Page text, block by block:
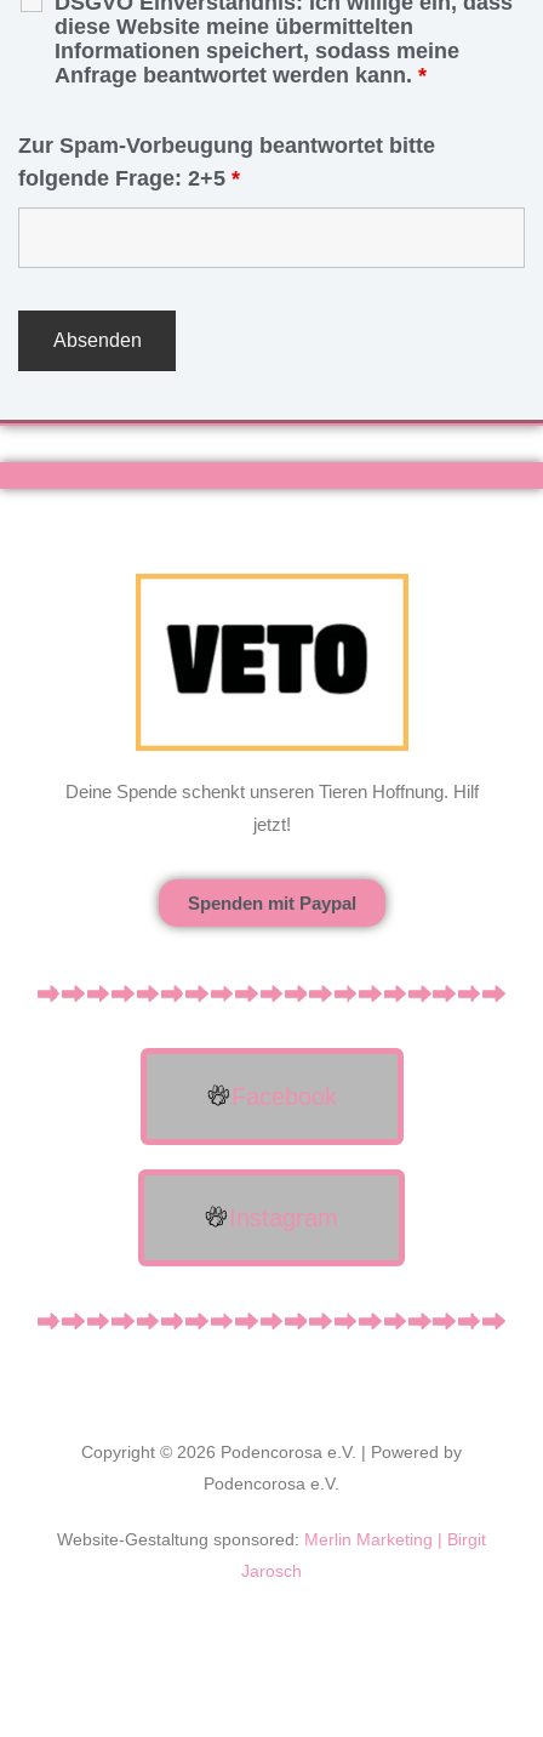
diese Website meine übermittelten
Informationen speichert, sodass meine
Anfrage beantwortet werden kann. *
Zur Spam-Vorbeugung beantwortet bitte
folgende Frage: 2+5 *
Deine Spende schenkt unseren Tieren Hoffnung. Hilf
jetzt!
Spenden mit Paypal
Facebook
Instagram
Copyright © 2026 Podencorosa e.V. | Powered by
Podencorosa e.V.
Website-Gestaltung sponsored: Merlin Marketing | Birgit
Jarosch